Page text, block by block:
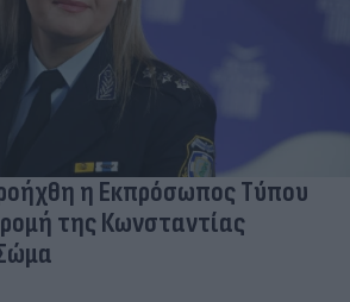
η Εκπρόσωπος Τύπου
της Κωνσταντίας